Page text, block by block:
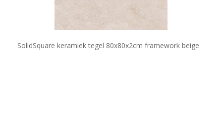
SolidSquare keramiek tegel 80x80x2cm framework beige